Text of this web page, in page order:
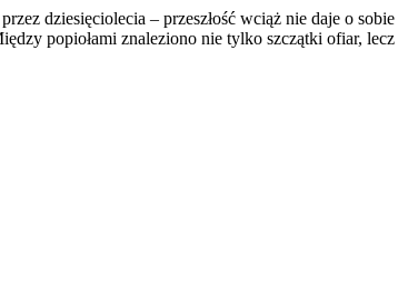
dziesięciolecia – przeszłość wciąż nie daje o
popiołami znaleziono nie tylko szczątki ofiar,